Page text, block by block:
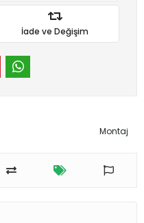
İade ve Değişim
Montaj